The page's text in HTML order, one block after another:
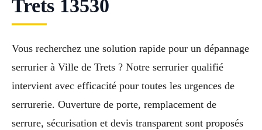
Trets 13530
Vous recherchez une solution rapide pour un dépannage
serrurier à Ville de Trets ? Notre serrurier qualifié
intervient avec efficacité pour toutes les urgences de
serrurerie. Ouverture de porte, remplacement de
serrure, sécurisation et devis transparent sont proposés